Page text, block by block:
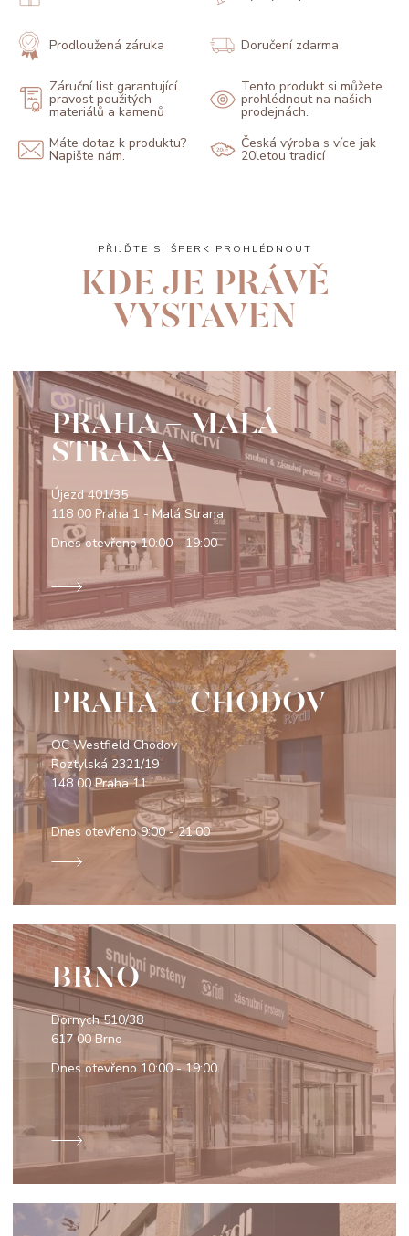
Prodloužená záruka Doručení zdarma
Záruční list garantující
pravost použitých
materiálů a kamenů
Tento produkt si můžete
prohlédnout na našich
prodejnách.
Máte dotaz k produktu?
Napište nám.
Česká výroba s více jak
20letou tradicí
PŘIJĎTE SI ŠPERK PROHLÉDNOUT
KDE JE PRÁVĚ
VYSTAVEN
PRAHA - MALÁ
STRANA
Újezd 401/35
118 00 Praha 1 - Malá Strana
Dnes otevřeno10:00 - 19:00
PRAHA - CHODOV
OC Westfield Chodov
Roztylská 2321/19
148 00 Praha 11
Dnes otevřeno9:00 - 21:00
BRNO
Dornych 510/38
617 00 Brno
Dnes otevřeno 10:00 - 19:00